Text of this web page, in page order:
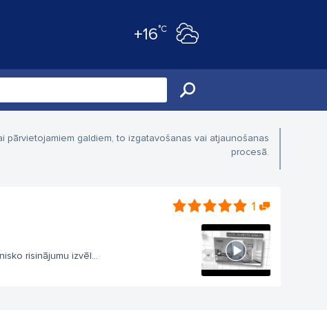
+16°C
galdiem, to izgatavošanas vai atjaunošanas
procesā.
1
risinājumu izvēl...